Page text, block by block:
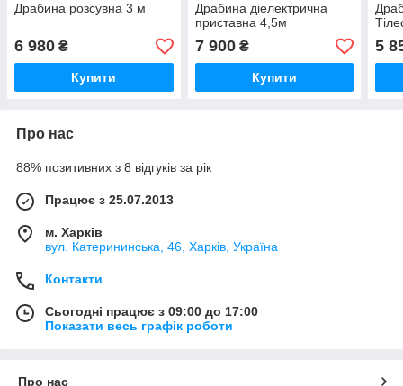
Драбина розсувна 3 м
6 980 ₴
Купити
Драбина діелектрична
приставна 4,5м
7 900₴
Купити
5
Про нас
88% позитивних з 8 відгуків за рік
Працює з 25.07.2013
м. Харків
вул. Катерининська, 46, Харків, Україна
Контакти
Сьогодні працює з 09:00 до 17:00
Показати весь графік роботи
Про нас